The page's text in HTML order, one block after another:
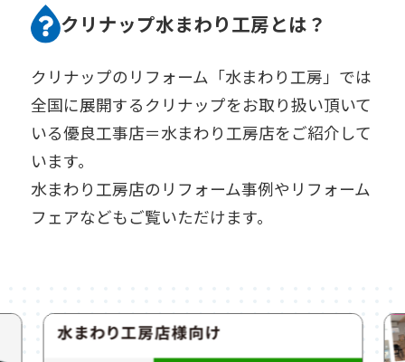
クリナップ水まわり工房とは？
クリナップのリフォーム「水まわり工房」では
全国に展開するクリナップをお取り扱い頂いて
いる優良工事店＝水まわり工房店をご紹介して
います。
水まわり工房店のリフォーム事例やリフォーム
フェアなどもご覧いただけます。